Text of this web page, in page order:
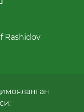
Rashidov